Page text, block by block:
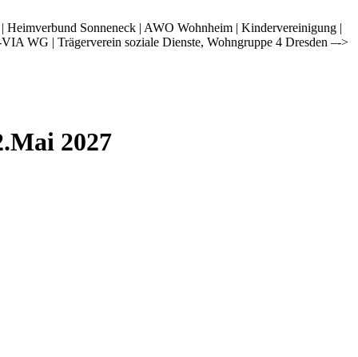
Sonneneck | AWO Wohnheim | Kindervereinigung |
WG | Trägerverein soziale Dienste, Wohngruppe 4 Dresden –->
2027